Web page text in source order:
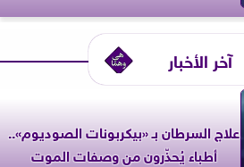
آخر الأخبار
علاج السرطان بـ «بيكربونات الصوديوم»..
أطباء يُحذّرون من وصفات الموت